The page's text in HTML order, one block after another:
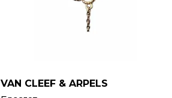
VAN CLEEF & ARPELS